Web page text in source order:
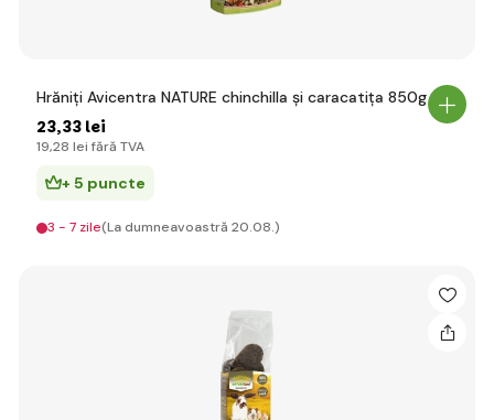
Hrăniți Avicentra NATURE chinchilla și caracatița 850g
23,33 lei
19,28 lei fără TVA
+ 5 puncte
3 - 7 zile(La dumneavoastră 20.08.)